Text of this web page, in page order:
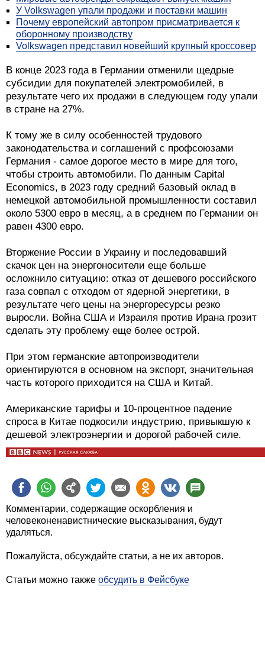
У Volkswagen упали продажи и поставки машин
Почему европейский автопром присматривается к
оборонному производству
Volkswagen представил новейший крупный кроссовер
В конце 2023 года в Германии отменили щедрые
субсидии для покупателей электромобилей, в
результате чего их продажи в следующем году упали
в стране на 27%.
К тому же в силу особенностей трудового
законодательства и соглашений с профсоюзами
Германия - самое дорогое место в мире для того,
чтобы строить автомобили. По данным Capital
Economics, в 2023 году средний базовый оклад в
немецкой автомобильной промышленности составил
около 5300 евро в месяц, а в среднем по Германии он
равен 4300 евро.
Вторжение России в Украину и последовавший
скачок цен на энергоносители еще больше
осложнило ситуацию: отказ от дешевого российского
газа совпал с отходом от ядерной энергетики, в
результате чего цены на энергоресурсы резко
выросли. Война США и Израиля против Ирана грозит
сделать эту проблему еще более острой.
При этом германские автопроизводители
ориентируются в основном на экспорт, значительная
часть которого приходится на США и Китай.
Американские тарифы и 10-процентное падение
спроса в Китае подкосили индустрию, привыкшую к
дешевой электроэнергии и дорогой рабочей силе.
Комментарии, содержащие оскорбления и
человеконенавистнические высказывания, будут
удаляться.
Пожалуйста, обсуждайте статьи, а не их авторов.
Статьи можно также обсудить в Фейсбуке